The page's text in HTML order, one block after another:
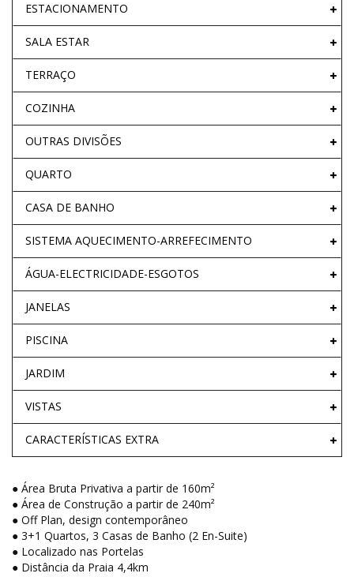
ESTACIONAMENTO
SALA ESTAR
TERRAÇO
COZINHA
OUTRAS DIVISÕES
QUARTO
CASA DE BANHO
SISTEMA AQUECIMENTO-ARREFECIMENTO
ÁGUA-ELECTRICIDADE-ESGOTOS
JANELAS
PISCINA
JARDIM
VISTAS
CARACTERÍSTICAS EXTRA
● Área Bruta Privativa a partir de 160m²
● Área de Construção a partir de 240m²
● Off Plan, design contemporâneo
● 3+1 Quartos, 3 Casas de Banho (2 En-Suite)
● Localizado nas Portelas
● Distância da Praia 4,4km